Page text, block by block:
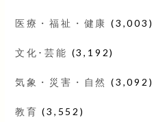
医療・福祉・健康 (3,003)
文化･芸能 (3,192)
気象・災害・自然 (3,092)
教育 (3,552)